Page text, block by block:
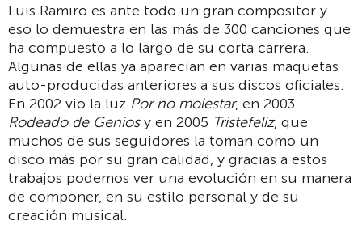
Luis Ramiro es ante todo un gran compositor y
eso lo demuestra en las más de 300 canciones que
ha compuesto a lo largo de su corta carrera.
Algunas de ellas ya aparecían en varias maquetas
auto-producidas anteriores a sus discos oficiales.
En 2002 vio la luz Por no molestar, en 2003
Rodeado de Geniosy en 2005 Tristefeliz, que
muchos de sus seguidores la toman como un
disco más por su gran calidad, y gracias a estos
trabajos podemos ver una evolución en su manera
de componer, en su estilo personal y de su
creación musical.